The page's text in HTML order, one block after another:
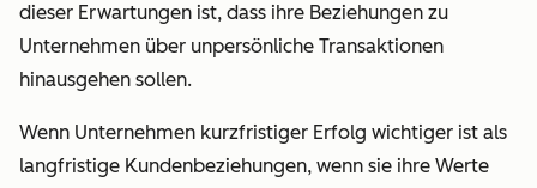
dieser Erwartungen ist, dass ihre Beziehungen zu
Unternehmen über unpersönliche Transaktionen
hinausgehen sollen.
Wenn Unternehmen kurzfristiger Erfolg wichtiger ist als
langfristige Kundenbeziehungen, wenn sie ihre Werte